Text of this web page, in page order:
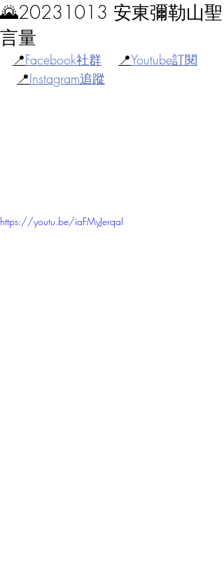
🌄20231013 安東彌勒山聖
言量
📍Facebook社群 📍Youtube訂閱
📍Instagram追蹤
https://youtu.be/iaFMyJerqaI